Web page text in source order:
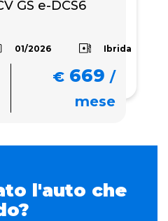
GS e-DCS6
01/2026 Ibrida
€ 669 /
mese
l'auto che